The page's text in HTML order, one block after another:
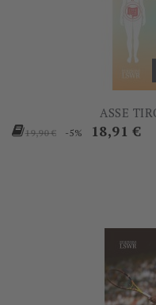
ASSE
Prezzo
19,90 € -5% Prezzo
18,91 €